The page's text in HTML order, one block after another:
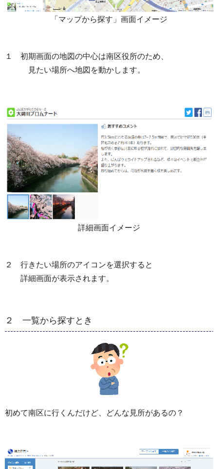
「マップから探す」画面イメージ
１ 初期画面の地図の中心は南区役所のため、
見たい場所へ地図を動かします。
詳細画面イメージ
２ 行きたい場所のアイコンを選択すると
詳細画面が表示されます。
２ 一覧から探すとき
初めて南区に行くんだけど、どんな見所があるの？